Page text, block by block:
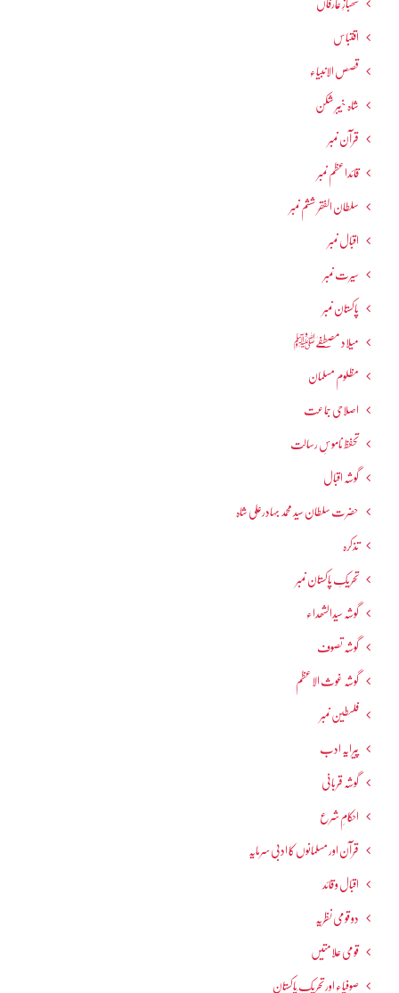
شھبازِ عارفاں
اقتباس
قصص الانبیاء
شاہ خیبر شکن
قرآن نمبر
قائداعظم نمبر
سلطان الفقر ششم نمبر
اقبال نمبر
سیرت نمبر
پاکستان نمبر
میلاد مصطفےٰﷺ
مظلوم مسلمان
اصلاحی جماعت
تحفظ ناموسِ رسالت
گوشہ اقبال
حضرت سلطان سید محمد بہادرعلی شاہ
تذکرہ
تحریکِ پاکستان نمبر
گوشہ سیدالشھداء
گوشہ تصوف
گوشہ غوث الاعظم
فلسطین نمبر
پیرایہ ادب
گوشہ قربانی
احکامِ شرع
قرآن اور مسلمانوں کا ادبی سرمایہ
اقبال و قائد
دو قومی نظریہ
قومی علامتیں
صوفیاء اور تحریک ِپاکستان